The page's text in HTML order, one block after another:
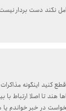
نکند دست بردار نیست
کنید اینگونه
هند تا اصلا ارتباط
در خبر خواندم یا